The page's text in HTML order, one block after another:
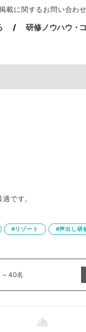
載に関するお問い合わせ
研修ノウハウ・
です。
#リゾート #声出し研
40名